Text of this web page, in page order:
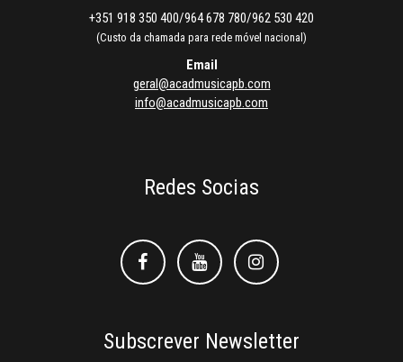
+351 918 350 400/964 678 780/962 530 420
(Custo da chamada para rede móvel nacional)
Email
geral@acadmusicapb.com
info@acadmusicapb.com
Redes Socias
FacebookFacebookInstagram
Subscrever Newsletter